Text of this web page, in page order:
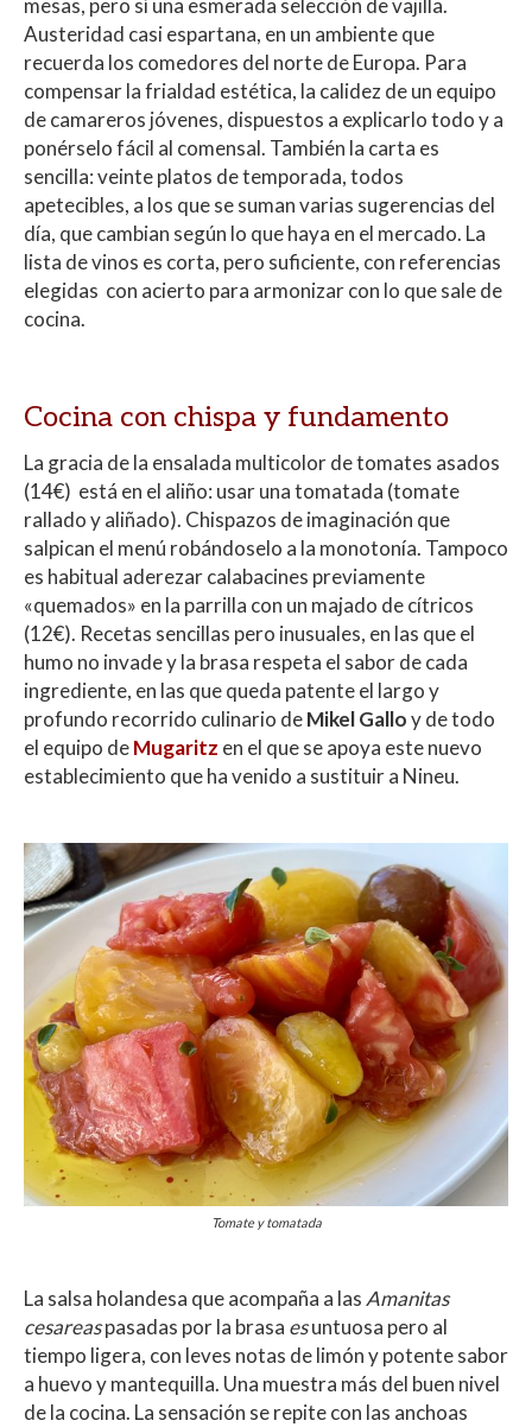
mesas, pero sí una esmerada selección de vajilla.
Austeridad casi espartana, en un ambiente que
recuerda los comedores del norte de Europa. Para
compensar la frialdad estética, la calidez de un equipo
de camareros jóvenes, dispuestos a explicarlo todo y a
ponérselo fácil al comensal. También la carta es
sencilla: veinte platos de temporada, todos
apetecibles, a los que se suman varias sugerencias del
día, que cambian según lo que haya en el mercado. La
lista de vinos es corta, pero suficiente, con referencias
elegidas con acierto para armonizar con lo que sale de
cocina.
Cocina con chispa y fundamento
La gracia de la ensalada multicolor de tomates asados
(14€) está en el aliño: usar una tomatada (tomate
rallado y aliñado). Chispazos de imaginación que
salpican el menú robándoselo a la monotonía. Tampoco
es habitual aderezar calabacines previamente
«quemados» en la parrilla con un majado de cítricos
(12€). Recetas sencillas pero inusuales, en las que el
humo no invade y la brasa respeta el sabor de cada
ingrediente, en las que queda patente el largo y
profundo recorrido culinario deMikel Galloy de todo
el equipo deMugaritz en el que se apoya este nuevo
establecimiento que ha venido a sustituir a Nineu.
Tomate y tomatada
La salsa holandesa que acompaña a lasAmanitas
cesareaspasadas por la brasa esuntuosa pero al
tiempo ligera, con leves notas de limón y potente sabor
a huevo y mantequilla. Una muestra más del buen nivel
de la cocina. La sensación se repite con las anchoas